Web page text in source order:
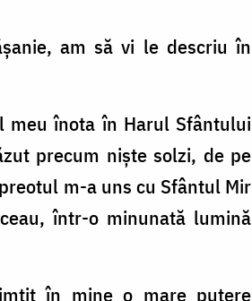
am să vi le descriu în
înota în Harul Sfântului
precum niște solzi, de pe
m-a uns cu Sfântul Mir
într-o minunată lumină
în mine o mare putere